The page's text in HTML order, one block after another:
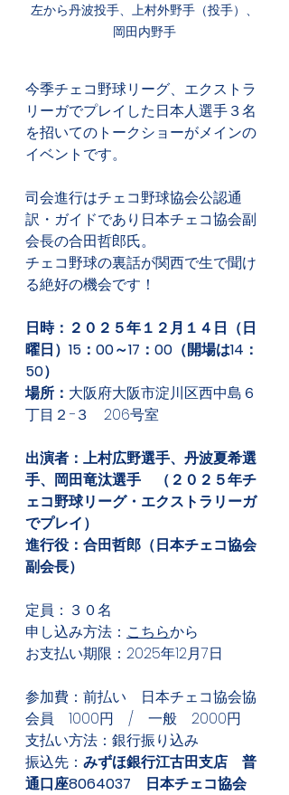
左から丹波投手、上村外野手（投手）、
岡田内野手
今季チェコ野球リーグ、エクストラ
リーガでプレイした日本人選手３名
を招いてのトークショーがメインの
イベントです。
司会進行はチェコ野球協会公認通
訳・ガイドであり日本チェコ協会副
会長の合田哲郎氏。
チェコ野球の裏話が関西で生で聞け
る絶好の機会です！
日時：２０２５年１２月１４日（日
曜日）15：00～17：00（開場は14：
50）
場所： 大阪府大阪市淀川区西中島６
丁目２−３　206号室
出演者：上村広野選手、丹波夏希選
手、岡田竜汰選手　（２０２５年チ
ェコ野球リーグ・エクストラリーガ
でプレイ）
進行役：合田哲郎（日本チェコ協会
副会長）
定員：３０名
申し込み方法： こちらから
お支払い期限：2025年12月7日
参加費：前払い　日本チェコ協会協
会員　1000円　/　一般　2000円
支払い方法：銀行振り込み
振込先： みずほ銀行江古田支店　普
通口座8064037　日本チェコ協会